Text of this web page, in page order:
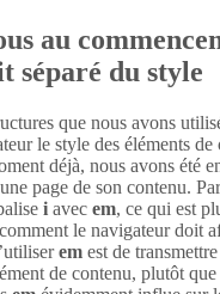
au
séparé du style
que nous avons
le style des éléments de
déjà, nous avons été
page de son contenu.
i avec em, ce qui est
le navigateur doit
em est de
de contenu, plutôt